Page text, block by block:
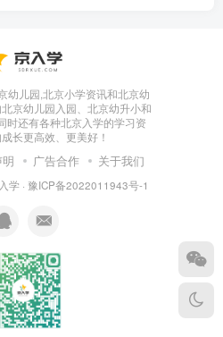
件、复印件一份。
、复印件一份（需复
、幼儿本人页）；
防接种证原件、复印
信息页、疫苗接种登
幼儿园,北京小学资讯和北京幼
京幼儿园入园、北京幼升小和
时还有各种北京入学的学习资
长更高效、更美好！
广告合作 关于我们
学 · 豫ICP备2022011943号-1